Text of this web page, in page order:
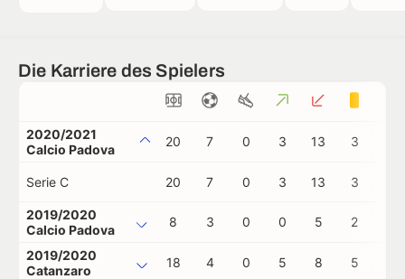
Die Karriere des Spielers
2020/2021
Calcio Padova
20 7 0 3 13 3
Serie C 20 7 0 3 13 3
2019/2020
Calcio Padova
8 3 0 0 5 2
2019/2020
Catanzaro
18 4 0 5 8 5